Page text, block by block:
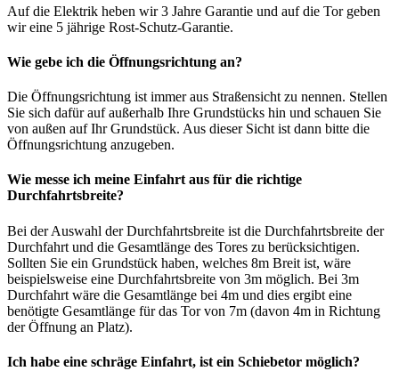
Auf die Elektrik heben wir 3 Jahre Garantie und auf die Tor geben
wir eine 5 jährige Rost-Schutz-Garantie.
Wie gebe ich die Öffnungsrichtung an?
Die Öffnungsrichtung ist immer aus Straßensicht zu nennen. Stellen
Sie sich dafür auf außerhalb Ihre Grundstücks hin und schauen Sie
von außen auf Ihr Grundstück. Aus dieser Sicht ist dann bitte die
Öffnungsrichtung anzugeben.
Wie messe ich meine Einfahrt aus für die richtige
Durchfahrtsbreite?
Bei der Auswahl der Durchfahrtsbreite ist die Durchfahrtsbreite der
Durchfahrt und die Gesamtlänge des Tores zu berücksichtigen.
Sollten Sie ein Grundstück haben, welches 8m Breit ist, wäre
beispielsweise eine Durchfahrtsbreite von 3m möglich. Bei 3m
Durchfahrt wäre die Gesamtlänge bei 4m und dies ergibt eine
benötigte Gesamtlänge für das Tor von 7m (davon 4m in Richtung
der Öffnung an Platz).
Ich habe eine schräge Einfahrt, ist ein Schiebetor möglich?